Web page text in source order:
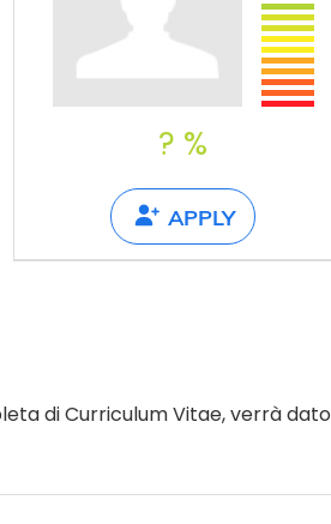
? %
APPLY
di Curriculum Vitae, verrà dato